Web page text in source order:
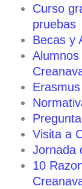
Curso
pruebas
Becas y
Erasmus
Visita a
Jornada
10